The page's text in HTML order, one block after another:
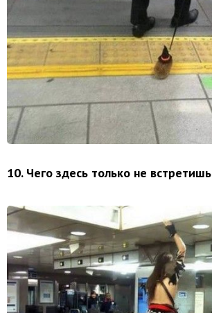
10. Чего здесь только не встретишь